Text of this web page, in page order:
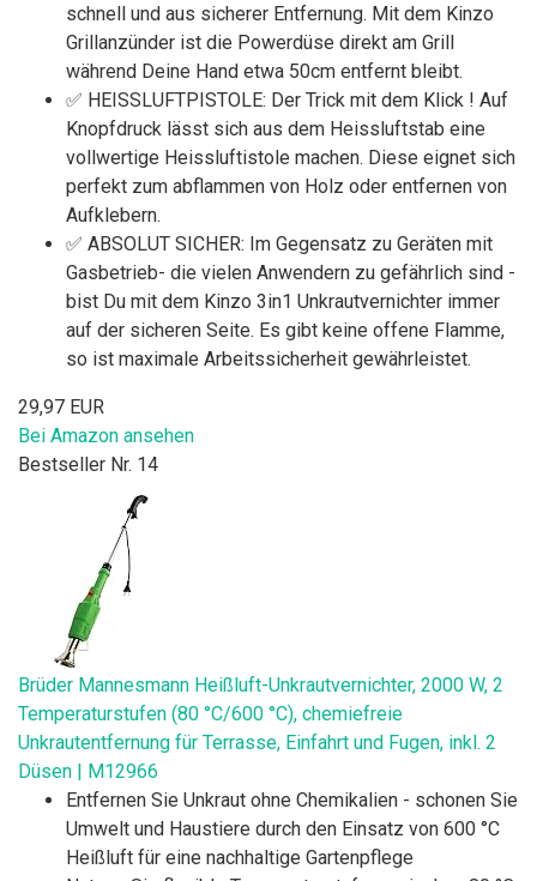
schnell und aus sicherer Entfernung. Mit dem Kinzo
Grillanzünder ist die Powerdüse direkt am Grill
während Deine Hand etwa 50cm entfernt bleibt.
✅ HEISSLUFTPISTOLE: Der Trick mit dem Klick ! Auf
Knopfdruck lässt sich aus dem Heissluftstab eine
vollwertige Heissluftistole machen. Diese eignet sich
perfekt zum abflammen von Holz oder entfernen von
Aufklebern.
✅ ABSOLUT SICHER: Im Gegensatz zu Geräten mit
Gasbetrieb- die vielen Anwendern zu gefährlich sind -
bist Du mit dem Kinzo 3in1 Unkrautvernichter immer
auf der sicheren Seite. Es gibt keine offene Flamme,
so ist maximale Arbeitssicherheit gewährleistet.
29,97 EUR
Bei Amazon ansehen
Bestseller Nr. 14
Brüder Mannesmann Heißluft-Unkrautvernichter, 2000 W, 2
Temperaturstufen (80 °C/600 °C), chemiefreie
Unkrautentfernung für Terrasse, Einfahrt und Fugen, inkl. 2
Düsen | M12966
Entfernen Sie Unkraut ohne Chemikalien - schonen Sie
Umwelt und Haustiere durch den Einsatz von 600 °C
Heißluft für eine nachhaltige Gartenpflege